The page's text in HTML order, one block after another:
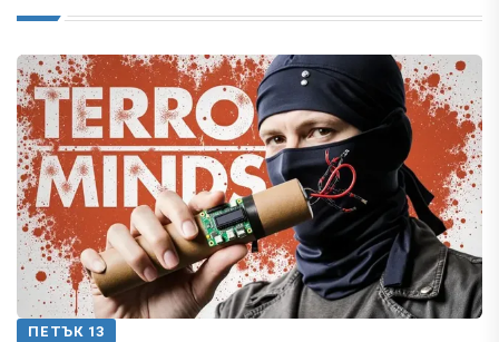
ПЕТЪК 13